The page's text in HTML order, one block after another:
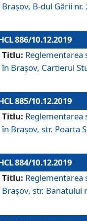
Brașov, B-dul Gării nr.
886/10.12.2019
Titlu:
în Braşov, Cartierul
885/10.12.2019
Titlu:
în Brașov, str. Poarta
884/10.12.2019
Titlu:
Brașov, str. Banatului